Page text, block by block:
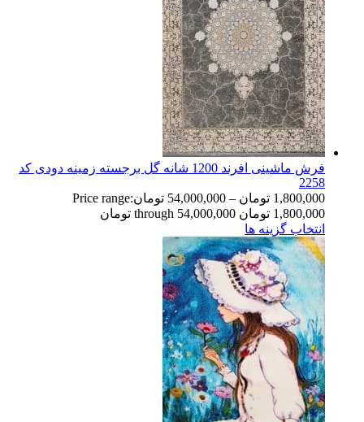
فرش ماشینی افرند 1200 شانه گل برجسته زمینه دودی کد
2258
1,800,000 تومان –
54,000,000 تومانPrice range:
1,800,000 تومان through 54,000,000 تومان
انتخاب گزینه ها